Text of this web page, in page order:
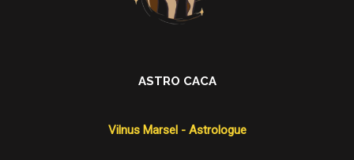
ASTRO CACA
Vilnus Marsel - Astrologue